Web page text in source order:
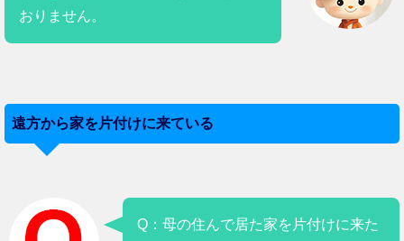
おりません。
遠方から家を片付けに来ている
Q：母の住んで居た家を片付けに来た